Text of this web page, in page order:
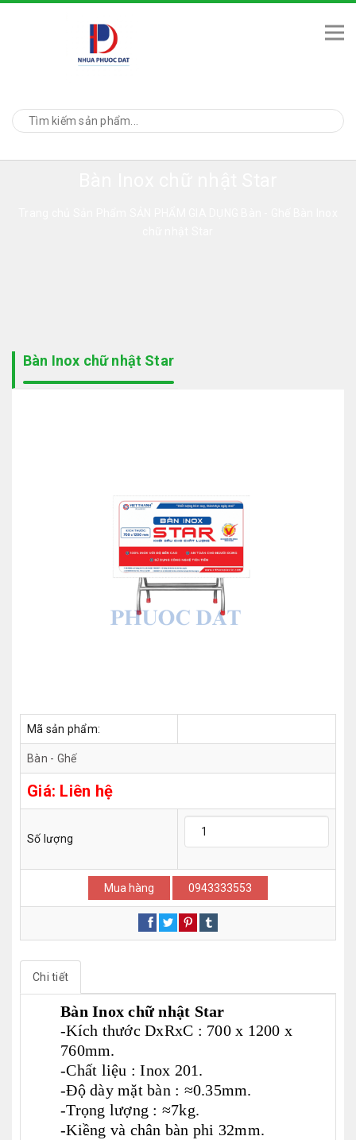
Bàn Inox chữ nhật Star
Mã sản phẩm:
Bàn - Ghế
Giá: Liên hệ
Số lượng
Mua hàng 0943333553
Chi tiết
Bàn Inox chữ nhật Star
-Kích thước DxRxC : 700 x 1200 x
760mm.
-Chất liệu : Inox 201.
-Độ dày mặt bàn : ≈0.35mm.
-Trọng lượng : ≈7kg.
-Kiềng và chân bàn phi 32mm.